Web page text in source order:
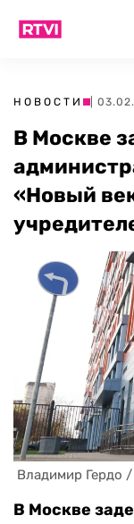
НОВОСТИ |
В Москве
«Новый
Владимир Гердо
В Москве